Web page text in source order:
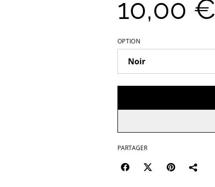
10,00 €
OPTION
PARTAGER